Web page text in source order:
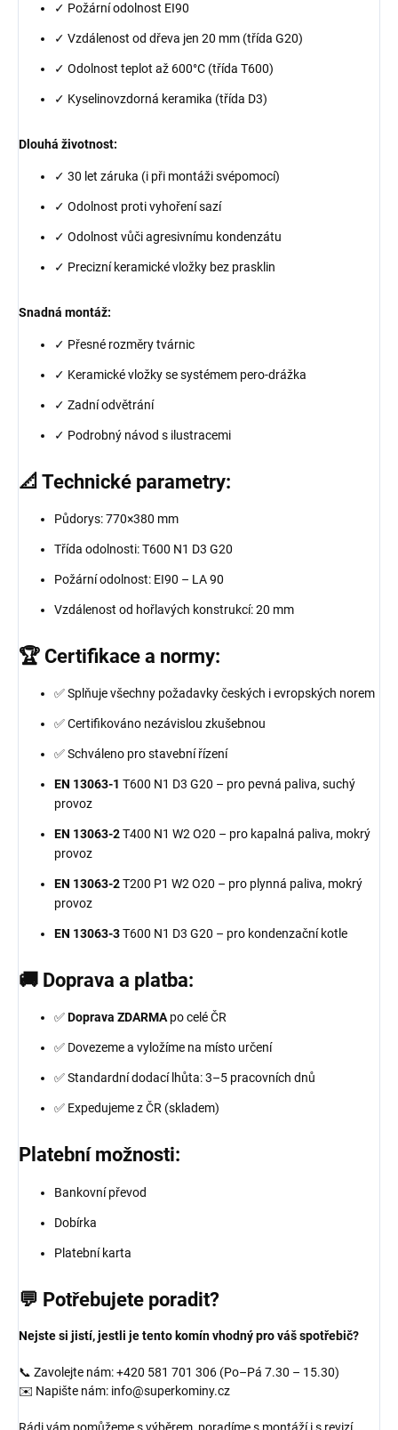
✓ Požární odolnost EI90
✓ Vzdálenost od dřeva jen 20 mm (třída G20)
✓ Odolnost teplot až 600°C (třída T600)
✓ Kyselinovzdorná keramika (třída D3)
Dlouhá životnost:
✓ 30 let záruka (i při montáži svépomocí)
✓ Odolnost proti vyhoření sazí
✓ Odolnost vůči agresivnímu kondenzátu
✓ Precizní keramické vložky bez prasklin
Snadná montáž:
✓ Přesné rozměry tvárnic
✓ Keramické vložky se systémem pero-drážka
✓ Zadní odvětrání
✓ Podrobný návod s ilustracemi
📐 Technické parametry:
Půdorys: 770×380 mm
Třída odolnosti: T600 N1 D3 G20
Požární odolnost: EI90 – LA 90
Vzdálenost od hořlavých konstrukcí: 20 mm
🏆 Certifikace a normy:
✅ Splňuje všechny požadavky českých i evropských norem
✅ Certifikováno nezávislou zkušebnou
✅ Schváleno pro stavební řízení
EN 13063-1 T600 N1 D3 G20 – pro pevná paliva, suchý
provoz
EN 13063-2T400 N1 W2 O20 – pro kapalná paliva, mokrý
provoz
EN 13063-2T200 P1 W2 O20 – pro plynná paliva, mokrý
provoz
EN 13063-3T600 N1 D3 G20 – pro kondenzační kotle
🚚 Doprava a platba:
✅Doprava ZDARMApo celé ČR
✅ Dovezeme a vyložíme na místo určení
✅ Standardní dodací lhůta: 3–5 pracovních dnů
✅ Expedujeme z ČR (skladem)
Platební možnosti:
Bankovní převod
Dobírka
Platební karta
💬 Potřebujete poradit?
Nejste si jistí, jestli je tento komín vhodný pro váš spotřebič?
📞 Zavolejte nám: +420 581 701 306 (Po–Pá 7.30 – 15.30)
✉️ Napište nám: info@superkominy.cz
Rádi vám pomůžeme s výběrem, poradíme s montáží i s revizí.